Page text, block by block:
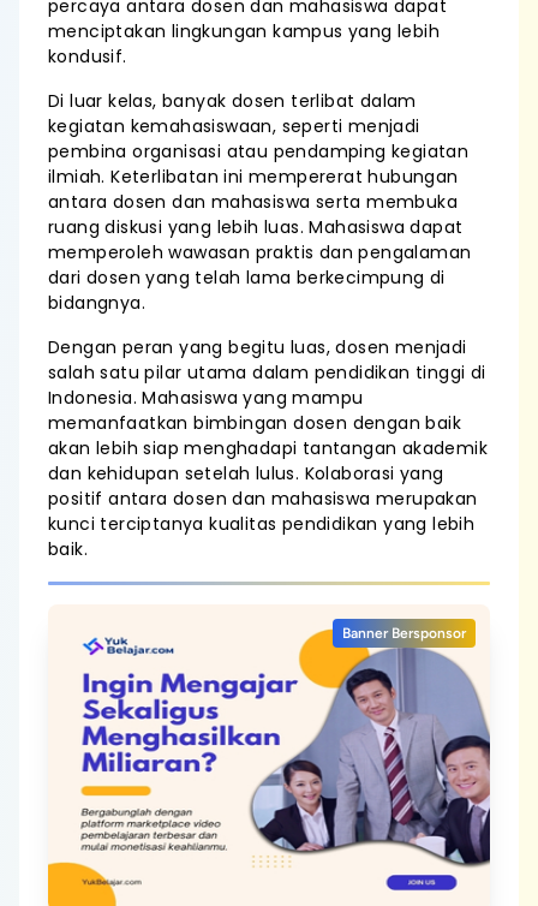
percaya antara dosen dan mahasiswa dapat
menciptakan lingkungan kampus yang lebih
kondusif.
Di luar kelas, banyak dosen terlibat dalam
kegiatan kemahasiswaan, seperti menjadi
pembina organisasi atau pendamping kegiatan
ilmiah. Keterlibatan ini mempererat hubungan
antara dosen dan mahasiswa serta membuka
ruang diskusi yang lebih luas. Mahasiswa dapat
memperoleh wawasan praktis dan pengalaman
dari dosen yang telah lama berkecimpung di
bidangnya.
Dengan peran yang begitu luas, dosen menjadi
salah satu pilar utama dalam pendidikan tinggi di
Indonesia. Mahasiswa yang mampu
memanfaatkan bimbingan dosen dengan baik
akan lebih siap menghadapi tantangan akademik
dan kehidupan setelah lulus. Kolaborasi yang
positif antara dosen dan mahasiswa merupakan
kunci terciptanya kualitas pendidikan yang lebih
baik.
Banner Bersponsor